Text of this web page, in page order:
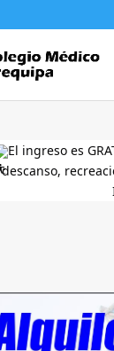
El ingreso es
descanso,